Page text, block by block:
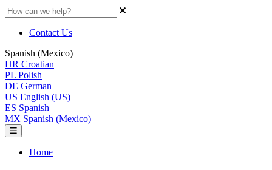
Contact Us
Spanish (Mexico)
HR Croatian
PL Polish
DE German
US English (US)
ES Spanish
MX Spanish (Mexico)
Home